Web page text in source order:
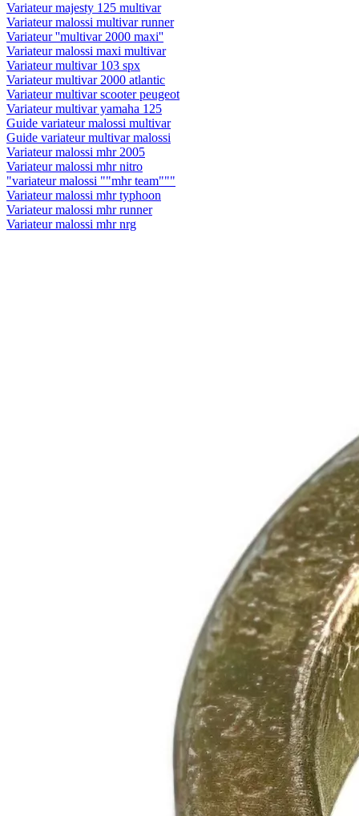
Variateur majesty 125 multivar
Variateur malossi multivar runner
Variateur ''multivar 2000 maxi''
Variateur malossi maxi multivar
Variateur multivar 103 spx
Variateur multivar 2000 atlantic
Variateur multivar scooter peugeot
Variateur multivar yamaha 125
Guide variateur malossi multivar
Guide variateur multivar malossi
Variateur malossi mhr 2005
Variateur malossi mhr nitro
"variateur malossi ""mhr team"""
Variateur malossi mhr typhoon
Variateur malossi mhr runner
Variateur malossi mhr nrg